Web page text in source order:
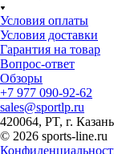
Условия оплаты
Условия доставки
Гарантия на товар
Вопрос-ответ
Обзоры
+7 977 090-92-62
sales@sportlp.ru
420064, PT, г.
© 2026 sports-line.ru